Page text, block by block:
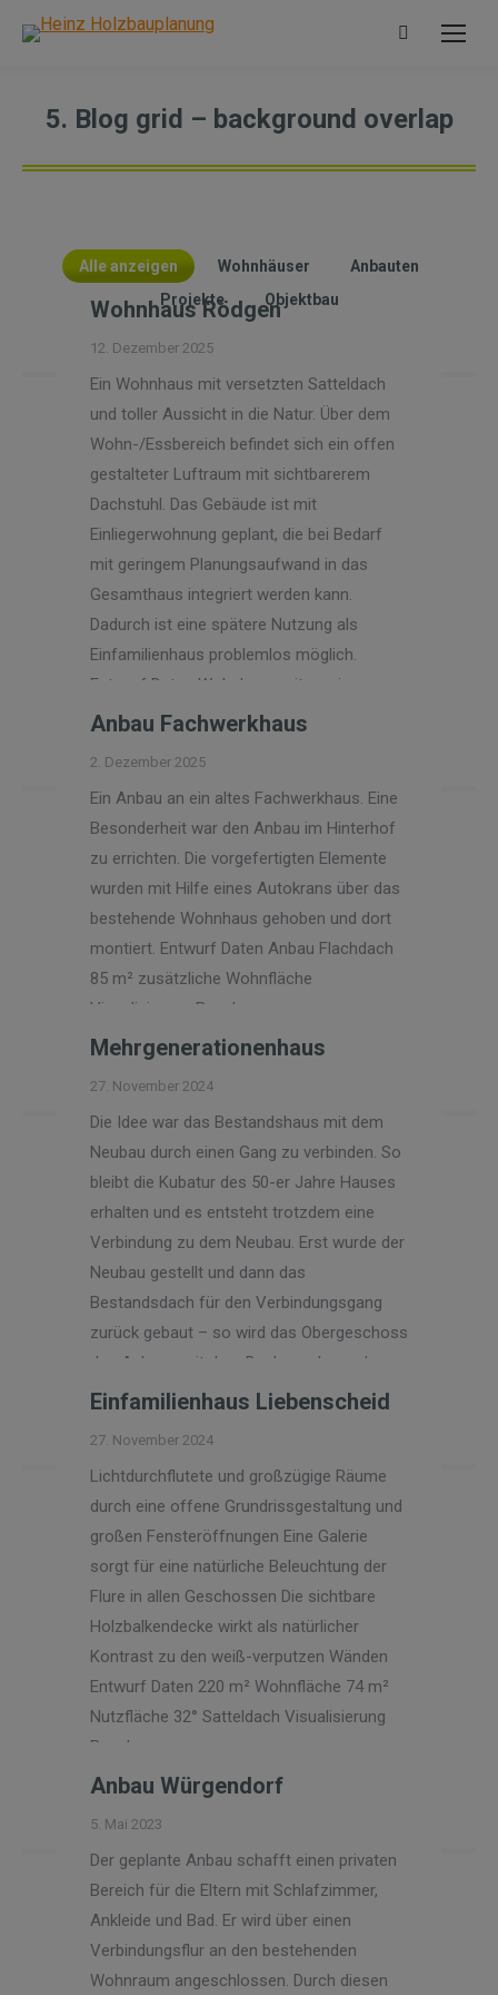
Search:
5. Blog grid – background overlap
Alle anzeigen Wohnhäuser
Anbauten
Projekte
Objektbau
Wohnhaus Rödgen
12. Dezember 2025
Ein Wohnhaus mit versetzten Satteldach
und toller Aussicht in die Natur. Über dem
Wohn-/Essbereich befindet sich ein offen
gestalteter Luftraum mit sichtbarerem
Dachstuhl. Das Gebäude ist mit
Einliegerwohnung geplant, die bei Bedarf
mit geringem Planungsaufwand in das
Gesamthaus integriert werden kann.
Dadurch ist eine spätere Nutzung als
Einfamilienhaus problemlos möglich.
Entwurf Daten Wohnhaus mit zwei…
Read more
Anbau Fachwerkhaus
2. Dezember 2025
Ein Anbau an ein altes Fachwerkhaus. Eine
Besonderheit war den Anbau im Hinterhof
zu errichten. Die vorgefertigten Elemente
wurden mit Hilfe eines Autokrans über das
bestehende Wohnhaus gehoben und dort
montiert. Entwurf Daten Anbau Flachdach
85 m² zusätzliche Wohnfläche
Visualisierung Bauphase
Read more
Mehrgenerationenhaus
27. November 2024
Die Idee war das Bestandshaus mit dem
Neubau durch einen Gang zu verbinden. So
bleibt die Kubatur des 50-er Jahre Hauses
erhalten und es entsteht trotzdem eine
Verbindung zu dem Neubau. Erst wurde der
Neubau gestellt und dann das
Bestandsdach für den Verbindungsgang
zurück gebaut – so wird das Obergeschoss
des Anbaus mit dem Dachgeschoss des…
Read more
Einfamilienhaus Liebenscheid
27. November 2024
Lichtdurchflutete und großzügige Räume
durch eine offene Grundrissgestaltung und
großen Fensteröffnungen Eine Galerie
sorgt für eine natürliche Beleuchtung der
Flure in allen Geschossen Die sichtbare
Holzbalkendecke wirkt als natürlicher
Kontrast zu den weiß-verputzen Wänden
Entwurf Daten 220 m² Wohnfläche 74 m²
Nutzfläche 32° Satteldach Visualisierung
Bauphase
Read more
Anbau Würgendorf
5. Mai 2023
Der geplante Anbau schafft einen privaten
Bereich für die Eltern mit Schlafzimmer,
Ankleide und Bad. Er wird über einen
Verbindungsflur an den bestehenden
Wohnraum angeschlossen. Durch diesen